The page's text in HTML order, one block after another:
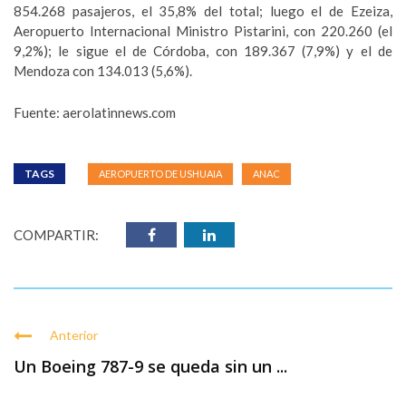
854.268 pasajeros, el 35,8% del total; luego el de Ezeiza,
Aeropuerto Internacional Ministro Pistarini, con 220.260 (el
9,2%); le sigue el de Córdoba, con 189.367 (7,9%) y el de
Mendoza con 134.013 (5,6%).
Fuente: aerolatinnews.com
TAGS AEROPUERTO DE USHUAIA ANAC
COMPARTIR:
Anterior
Un Boeing 787-9 se queda sin un ...